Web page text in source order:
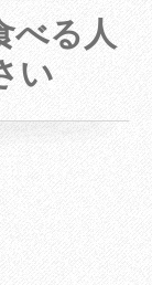
べる人
い